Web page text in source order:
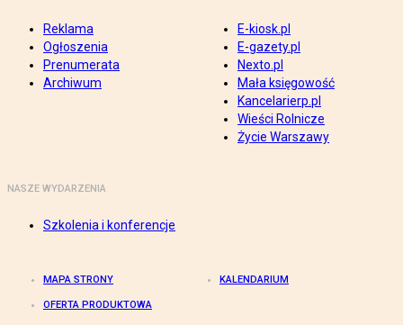
Reklama
Ogłoszenia
Prenumerata
Archiwum
E-kiosk.pl
E-gazety.pl
Nexto.pl
Mała księgowość
Kancelarierp.pl
Wieści Rolnicze
Życie Warszawy
NASZE WYDARZENIA
Szkolenia i konferencje
MAPA STRONY KALENDARIUM
OFERTA PRODUKTOWA